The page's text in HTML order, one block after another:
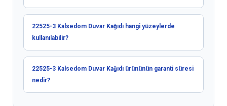
22525-3 Kalsedom Duvar Kağıdı hangi yüzeylerde
kullanılabilir?
22525-3 Kalsedom Duvar Kağıdı ürününün garanti süresi
nedir?